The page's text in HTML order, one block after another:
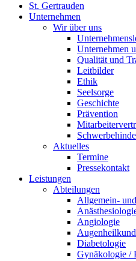
St. Gertrauden
Unternehmen
Wir über uns
Unternehmen
Qualität und
Leitbilder
Ethik
Seelsorge
Geschichte
Prävention
Aktuelles
Termine
Pressekontakt
Leistungen
Abteilungen
Allgemein-
Angiologie
Diabetologie
Gynäkologie /